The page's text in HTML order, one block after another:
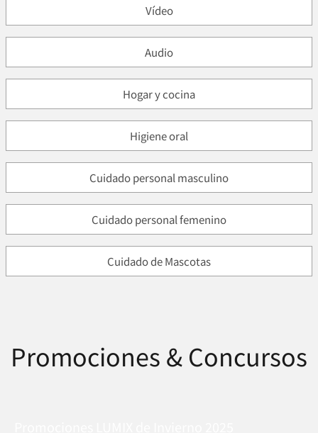
Vídeo
Audio
Hogar y cocina
Higiene oral
Cuidado personal masculino
Cuidado personal femenino
Cuidado de Mascotas
Promociones & Concursos